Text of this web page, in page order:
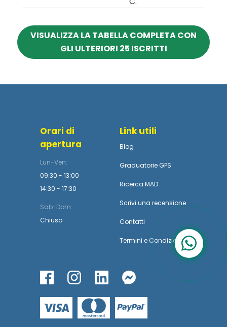
VISUALIZZA LA TABELLA COMPLETA CON
GLI ULTERIORI 25 ISCRITTI
Orari di
apertura
Lun-Ven:
09:30 - 13:00
14:30 - 17:30
Sab-Dom:
Chiuso
Link utili
Blog
Graduatorie GPS
Ricerca MAD
Scrivi una recensione
Contatti
Termini e Condizioni